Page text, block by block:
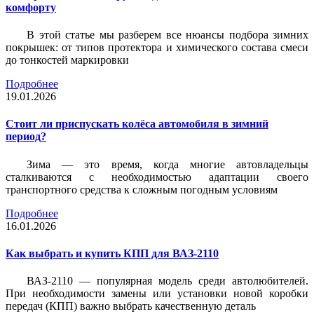
комфорту
В этой статье мы разберем все нюансы подбора зимних
покрышек: от типов протектора и химического состава смеси
до тонкостей маркировки
Подробнее
19.01.2026
Стоит ли приспускать колёса автомобиля в зимний
период?
Зима — это время, когда многие автовладельцы
сталкиваются с необходимостью адаптации своего
транспортного средства к сложным погодным условиям
Подробнее
16.01.2026
Как выбрать и купить КПП для ВАЗ-2110
ВАЗ-2110 — популярная модель среди автолюбителей.
При необходимости замены или установки новой коробки
передач (КПП) важно выбрать качественную деталь